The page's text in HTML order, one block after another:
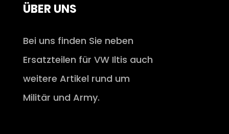
ÜBER UNS
Bei uns finden Sie neben
Ersatzteilen für VW Iltis auch
weitere Artikel rund um
Militär und Army.